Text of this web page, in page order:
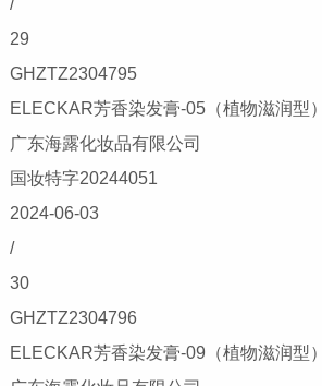
/
29
GHZTZ2304795
ELECKAR芳香染发膏-05（植物滋润型）
广东海露化妆品有限公司
国妆特字20244051
2024-06-03
/
30
GHZTZ2304796
ELECKAR芳香染发膏-09（植物滋润型）